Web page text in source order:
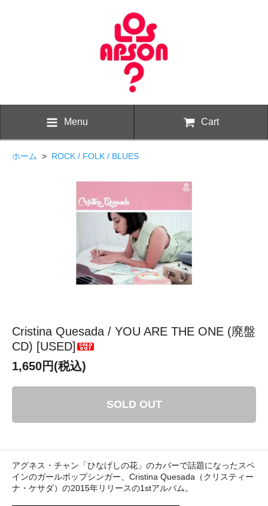
Menu Cart
ホーム > ROCK / FOLK / BLUES
Cristina Quesada / YOU ARE THE ONE (廃盤
CD) [USED]
1,650円(税込)
SOLD OUT
アグネス・チャン「ひなげしの花」のカバーで話題になったスペ
インのガールポップシンガー、Cristina Quesada（クリスティー
ナ・ケサダ）の2015年リリースの1stアルバム。